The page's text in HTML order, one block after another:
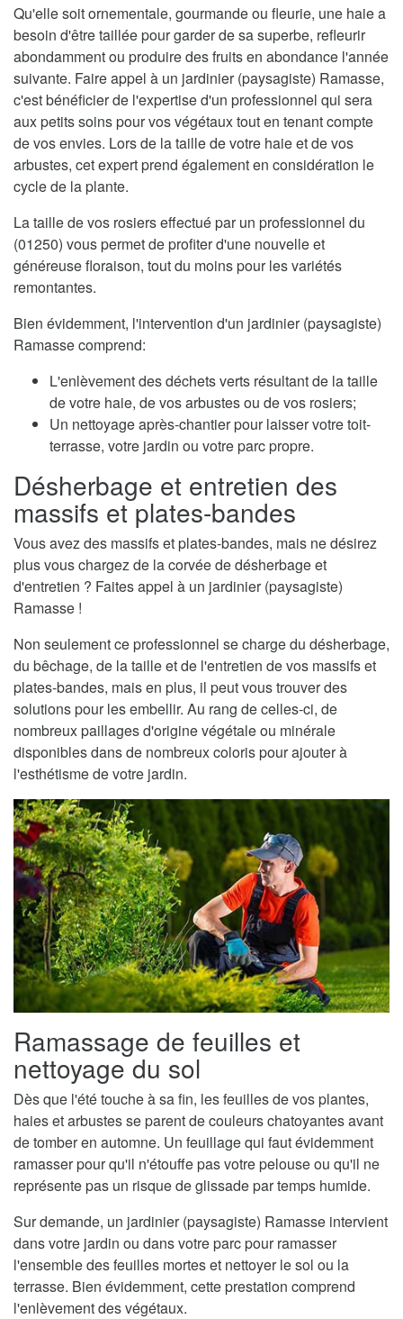
Qu'elle soit ornementale, gourmande ou fleurie, une haie a
besoin d'être taillée pour garder de sa superbe, refleurir
abondamment ou produire des fruits en abondance l'année
suivante. Faire appel à un jardinier (paysagiste) Ramasse,
c'est bénéficier de l'expertise d'un professionnel qui sera
aux petits soins pour vos végétaux tout en tenant compte
de vos envies. Lors de la taille de votre haie et de vos
arbustes, cet expert prend également en considération le
cycle de la plante.
La taille de vos rosiers effectué par un professionnel du
(01250) vous permet de profiter d'une nouvelle et
généreuse floraison, tout du moins pour les variétés
remontantes.
Bien évidemment, l'intervention d'un jardinier (paysagiste)
Ramasse comprend:
L'enlèvement des déchets verts résultant de la taille
de votre haie, de vos arbustes ou de vos rosiers;
Un nettoyage après-chantier pour laisser votre toit-
terrasse, votre jardin ou votre parc propre.
Désherbage et entretien des
massifs et plates-bandes
Vous avez des massifs et plates-bandes, mais ne désirez
plus vous chargez de la corvée de désherbage et
d'entretien ? Faites appel à un jardinier (paysagiste)
Ramasse !
Non seulement ce professionnel se charge du désherbage,
du bêchage, de la taille et de l'entretien de vos massifs et
plates-bandes, mais en plus, il peut vous trouver des
solutions pour les embellir. Au rang de celles-ci, de
nombreux paillages d'origine végétale ou minérale
disponibles dans de nombreux coloris pour ajouter à
l'esthétisme de votre jardin.
Ramassage de feuilles et
nettoyage du sol
Dès que l'été touche à sa fin, les feuilles de vos plantes,
haies et arbustes se parent de couleurs chatoyantes avant
de tomber en automne. Un feuillage qui faut évidemment
ramasser pour qu'il n'étouffe pas votre pelouse ou qu'il ne
représente pas un risque de glissade par temps humide.
Sur demande, un jardinier (paysagiste) Ramasse intervient
dans votre jardin ou dans votre parc pour ramasser
l'ensemble des feuilles mortes et nettoyer le sol ou la
terrasse. Bien évidemment, cette prestation comprend
l'enlèvement des végétaux.